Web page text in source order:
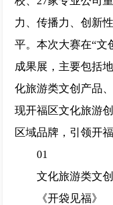
力、传播力、创新
平。本次大赛在“文
成果展，主要包括
化旅游类文创产品
现开福区文化旅游
区域品牌，引领开
01
文化旅游类文创
《开袋见福》